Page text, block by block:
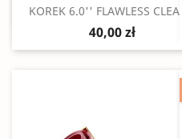
Szybki podgląd
KOREK 6.0'' FLAWLESS
40,00 zł